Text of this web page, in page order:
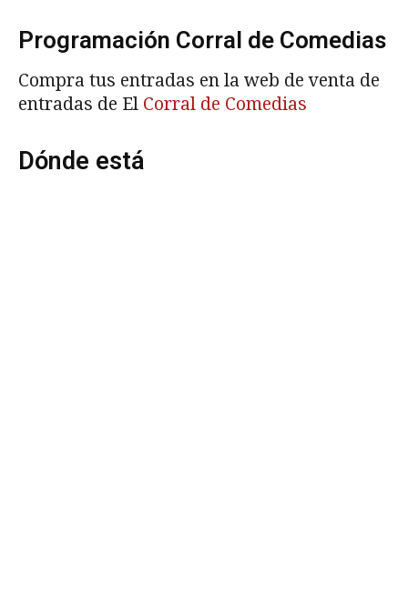
Programación Corral de Comedias
Compra tus entradas en la web de venta de
entradas de El Corral de Comedias
Dónde está